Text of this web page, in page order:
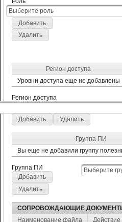
Выберите роль
Добавить
Удалить
Регион доступа
Уровни доступа еще не добавлены
Регион доступа
Добавить Удалить
Группа ПИ
Вы еще не добавили группу
Группа ПИ
Выберите
Добавить
Удалить
СОПРОВОЖДАЮЩИЕ
Наименование файла
Действие